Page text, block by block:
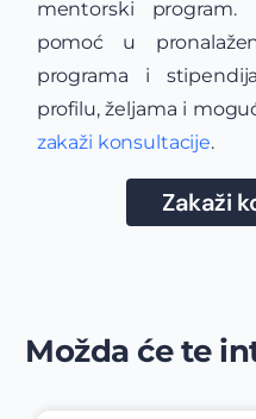
mentorski
pomoć u
programa i
profilu, željama i
zakaži konsultacije.
Zakaži
Možda će te